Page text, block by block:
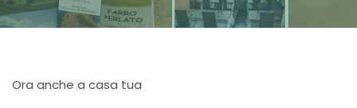
Ora anche a casa tua